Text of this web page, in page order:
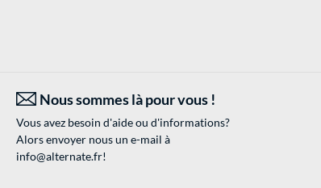
Nous sommes là pour vous !
Vous avez besoin d'aide ou d'informations?
Alors envoyer nous un e-mail à
info@alternate.fr!